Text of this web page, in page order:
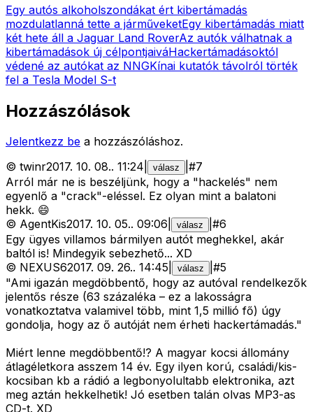
Egy autós alkoholszondákat ért kibertámadás
mozdulatlanná tette a járműveketEgy kibertámadás miatt
két hete áll a Jaguar Land RoverAz autók válhatnak a
kibertámadások új célpontjaiváHackertámadásoktól
védené az autókat az NNGKínai kutatók távolról törték
fel a Tesla Model S-t
Hozzászólások
Jelentkezz be a hozzászóláshoz.
© twinr2017. 10. 08.. 11:24 válasz #7
Arról már ne is beszéljünk, hogy a "hackelés" nem
egyenlő a "crack"-eléssel. Ez olyan mint a balatoni
hekk. 😄
© AgentKis2017. 10. 05.. 09:06 válasz #6
Egy ügyes villamos bármilyen autót meghekkel, akár
baltól is! Mindegyik sebezhető... XD
© NEXUS62017. 09. 26.. 14:45 válasz #5
"Ami igazán megdöbbentő, hogy az autóval rendelkezők
jelentős része (63 százaléka – ez a lakosságra
vonatkoztatva valamivel több, mint 1,5 millió fő) úgy
gondolja, hogy az ő autóját nem érheti hackertámadás."
Miért lenne megdöbbentő!? A magyar kocsi állomány
átlagéletkora asszem 14 év. Egy ilyen korú, családi/kis-
kocsiban kb a rádió a legbonyolultabb elektronika, azt
meg aztán hekkelhetik! Jó esetben talán olvas MP3-as
CD-t. XD